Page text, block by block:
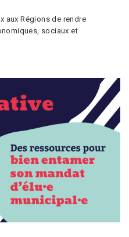
aux Régions de rendre
sociaux et